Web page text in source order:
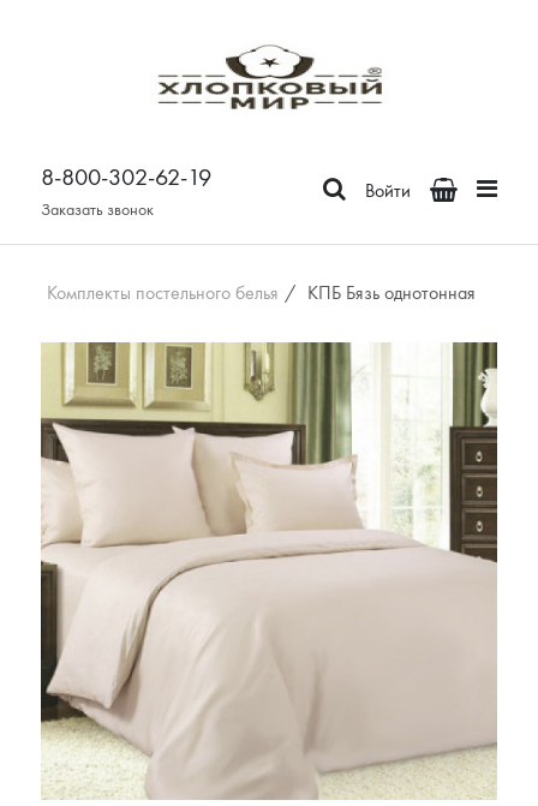
8-800-302-62-19
Заказать звонок
Войти
Постельное белье
Поплин
Сатин
Зима-Лето из бязи
Зима-Лето из поплина
Сатин Премьер
Страйп - сатин
Отдельные предметы
Наволочки
Простыни
Пододеяльники
Одеяла и подушки
Подушки
Одеяла
Матрасы и наматрасники
Наматрасники
Матрасы
Текстиль для ванной
Комплекты постельного белья / КПБ Бязь однотонная